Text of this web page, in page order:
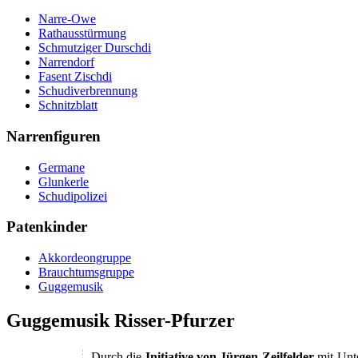
Narre-Owe
Rathausstürmung
Schmutziger Durschdi
Narrendorf
Fasent Zischdi
Schudiverbrennung
Schnitzblatt
Narrenfiguren
Germane
Glunkerle
Schudipolizei
Patenkinder
Akkordeongruppe
Brauchtumsgruppe
Guggemusik
Guggemusik Risser-Pfurzer